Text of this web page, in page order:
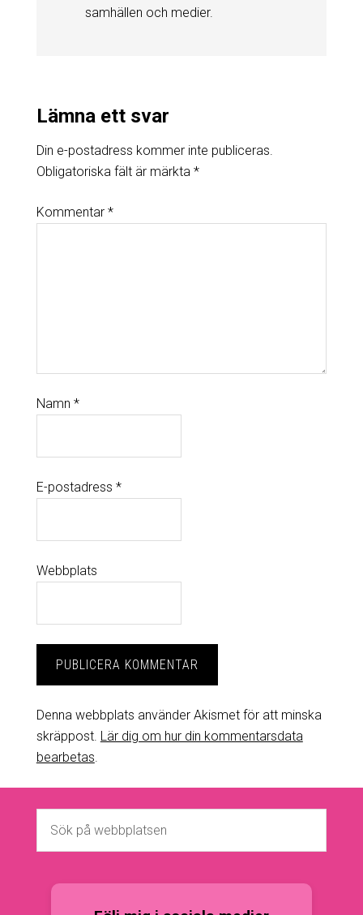
samhällen och medier.
Lämna ett svar
Din e-postadress kommer inte publiceras.
Obligatoriska fält är märkta *
Kommentar *
Namn *
E-postadress *
Webbplats
Denna webbplats använder Akismet för att minska
skräppost. Lär dig om hur din kommentarsdata
bearbetas